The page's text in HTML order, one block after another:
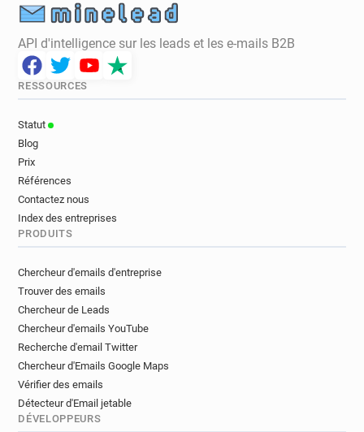
API d'intelligence sur les leads et les e-mails B2B
RESSOURCES
Statut
Blog
Prix
Références
Contactez nous
Index des entreprises
PRODUITS
Chercheur d'emails d'entreprise
Trouver des emails
Chercheur de Leads
Chercheur d'emails YouTube
Recherche d'email Twitter
Chercheur d'Emails Google Maps
Vérifier des emails
Détecteur d'Email jetable
DÉVELOPPEURS